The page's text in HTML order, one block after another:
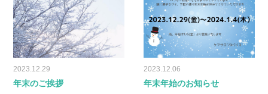
2023.12.29
年末のご挨拶
2023.12.06
年末年始のお知らせ